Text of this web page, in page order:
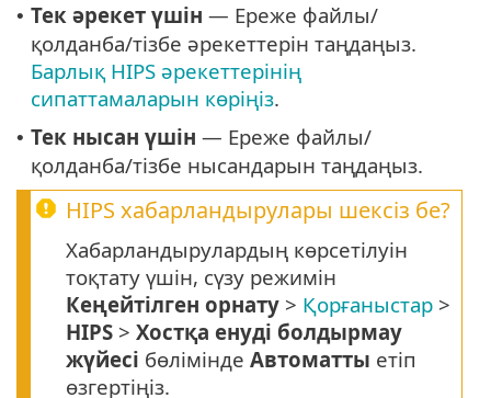
• Тек әрекет үшін — Ереже файлы/
қолданба/тізбе әрекеттерін таңдаңыз.
Барлық HIPS әрекеттерінің
сипаттамаларын көріңіз.
• Тек нысан үшін — Ереже файлы/
қолданба/тізбе нысандарын таңдаңыз.
HIPS хабарландырулары шексіз бе?
Хабарландырулардың көрсетілуін
тоқтату үшін, сүзу режимін
Кеңейтілген орнату > Қорғаныстар >
HIPS > Хостқа енуді болдырмау
жүйесі бөлімінде Автоматты етіп
өзгертіңіз.